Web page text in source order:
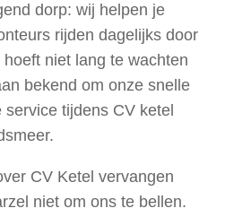
dorp: wij helpen je
rijden dagelijks door
niet lang te wachten
bekend om onze snelle
tijdens CV ketel
CV Ketel vervangen
niet om ons te bellen.